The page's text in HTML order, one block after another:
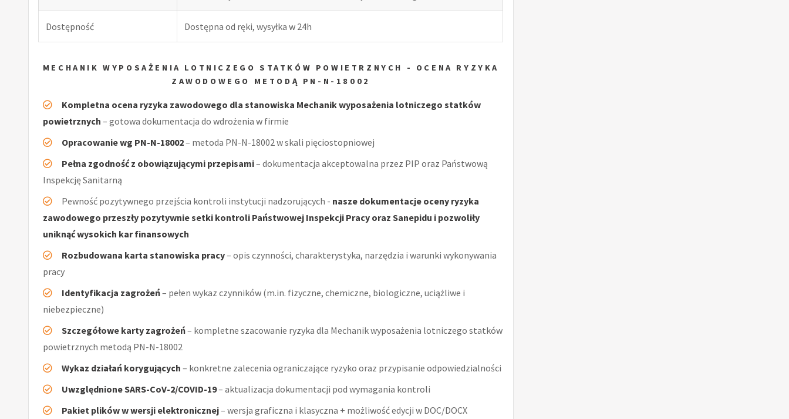
Dostępność Dostępna od ręki, wysyłka w 24h
MECHANIK WYPOSAŻENIA LOTNICZEGO STATKÓW POWIETRZNYCH - OCENA RYZYKA
ZAWODOWEGO METODĄ PN-N-18002
Kompletna ocena ryzyka zawodowego dla stanowiska Mechanik wyposażenia lotniczego statków
powietrznych – gotowa dokumentacja do wdrożenia w firmie
Opracowanie wg PN-N-18002– metoda PN-N-18002 w skali pięciostopniowej
Pełna zgodność z obowiązującymi przepisami– dokumentacja akceptowalna przez PIP oraz Państwową
Inspekcję Sanitarną
Pewność pozytywnego przejścia kontroli instytucji nadzorujących - nasze dokumentacje oceny ryzyka
zawodowego przeszły pozytywnie setki kontroli Państwowej Inspekcji Pracy oraz Sanepidu i pozwoliły
uniknąć wysokich kar finansowych
Rozbudowana karta stanowiska pracy– opis czynności, charakterystyka, narzędzia i warunki wykonywania
pracy
Identyfikacja zagrożeń– pełen wykaz czynników (m.in. fizyczne, chemiczne, biologiczne, uciążliwe i
niebezpieczne)
Szczegółowe karty zagrożeń– kompletne szacowanie ryzyka dla Mechanik wyposażenia lotniczego statków
powietrznych metodą PN-N-18002
Wykaz działań korygujących – konkretne zalecenia ograniczające ryzyko oraz przypisanie odpowiedzialności
Uwzględnione SARS-CoV-2/COVID-19– aktualizacja dokumentacji pod wymagania kontroli
Pakiet plików w wersji elektronicznej– wersja graficzna i klasyczna + możliwość edycji w DOC/DOCX